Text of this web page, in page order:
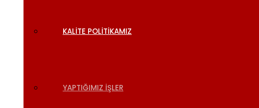
KALITE POLITIKAMIZ
YAPTIĞIMIZ İŞLER